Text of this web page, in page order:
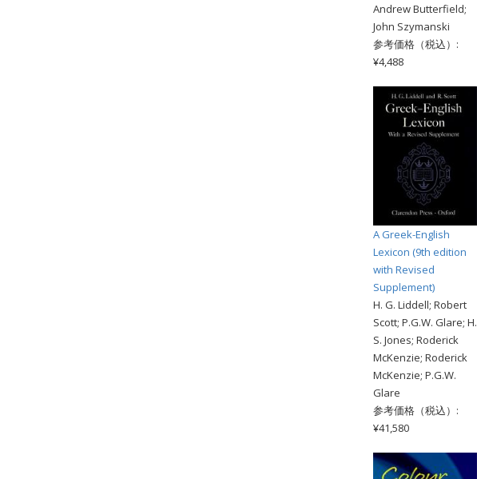
Andrew Butterfield;
John Szymanski
参考価格（税込）:
¥4,488
A Greek-English
Lexicon (9th edition
with Revised
Supplement)
H. G. Liddell; Robert
Scott; P.G.W. Glare; H.
S. Jones; Roderick
McKenzie; Roderick
McKenzie; P.G.W.
Glare
参考価格（税込）:
¥41,580